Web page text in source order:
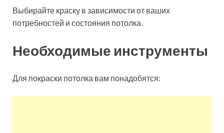
Выбирайте краску в зависимости от ваших
потребностей и состояния потолка.
Необходимые инструменты
Для покраски потолка вам понадобятся: